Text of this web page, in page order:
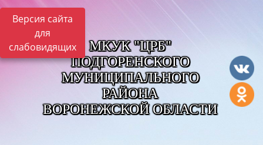
Версия сайта
для
слабовидящих
МКУК "ЦРБ"
ПОДГОРЕНСКОГО
МУНИЦИПАЛЬНОГО
РАЙОНА
ВОРОНЕЖСКОЙ ОБЛАСТИ